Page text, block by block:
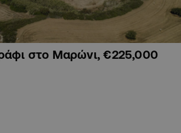
στο Μαρώνι, €225,000